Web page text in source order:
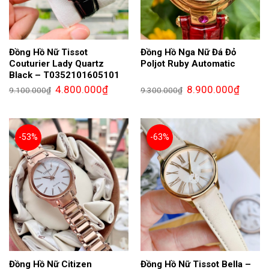
Đồng Hồ Nữ Tissot
Couturier Lady Quartz
Black – T0352101605101
9.100.000₫ Giá
gốc
4.800.000₫Giá
hiện
4.800.000₫.
Đồng Hồ Nga Nữ Đá Đỏ
Poljot Ruby Automatic
9.300.000₫ Giá
gốc
8.900.000₫Giá
hiện
-53%
Đồng Hồ Nữ Citizen
-63%
Đồng Hồ Nữ Tissot Bella –